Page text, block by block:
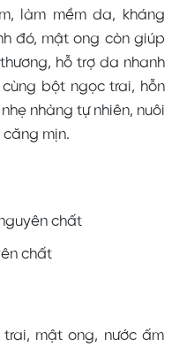
làm mềm da, kháng
đó, mật ong còn giúp
hỗ trợ da nhanh
bột ngọc trai, hỗn
nhàng tự nhiên, nuôi
mịn.
chất
chất
trai, mật ong, nước ấm